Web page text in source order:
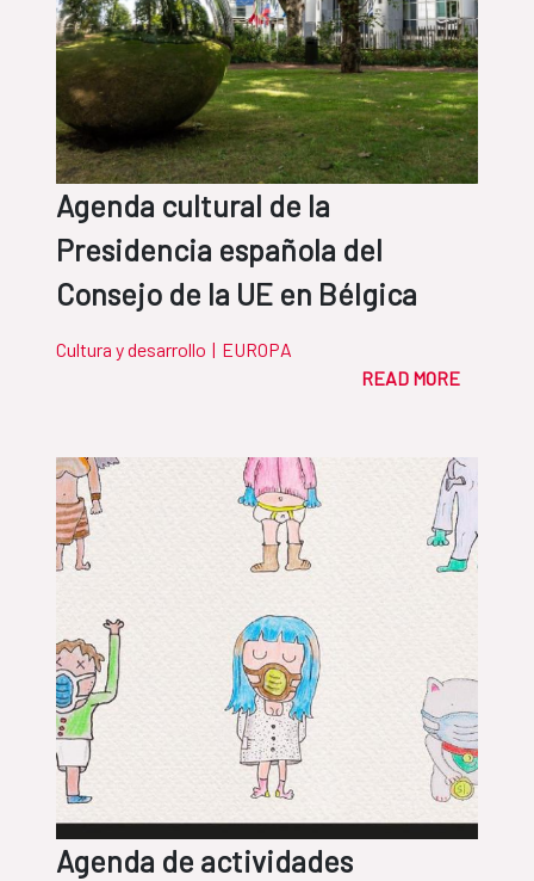
Agenda cultural de la
Presidencia española del
Consejo de la UE en Bélgica
Cultura y desarrollo | EUROPA
READ MORE
Agenda de actividades